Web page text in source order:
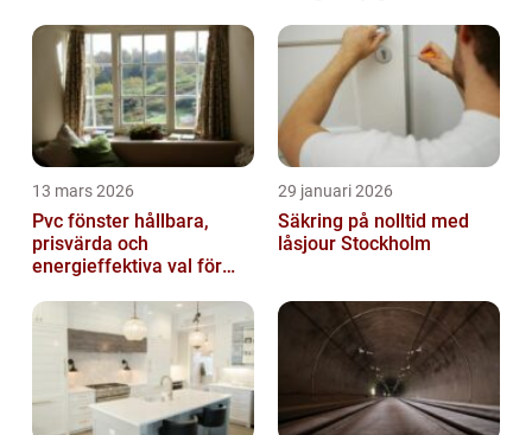
13 mars 2026
Pvc fönster hållbara,
prisvärda och
energieffektiva val för
29 januari 2026
Säkring på nolltid med
låsjour Stockholm